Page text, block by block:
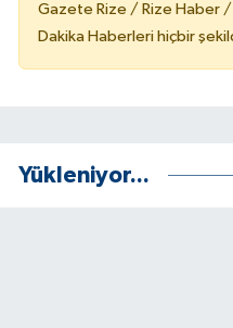
Gazete Rize / Rize Haber
Dakika Haberleri hiçbir
Yükleniyor...